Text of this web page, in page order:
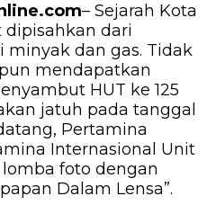
– Sejarah Kota
dari
dan gas. Tidak
mendapatkan
HUT ke 125
jatuh pada tanggal
Pertamina
Internasional Unit
foto dengan
Dalam Lensa”.